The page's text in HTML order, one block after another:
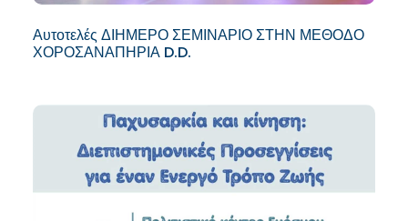
Αυτοτελές ΔΙΗΜΕΡΟ ΣΕΜΙΝΑΡΙΟ ΣΤΗΝ ΜΕΘΟΔΟ
ΧΟΡΟΣΑΝΑΠΗΡΙΑ D.D.